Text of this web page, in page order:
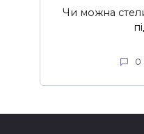
Чи можна
0